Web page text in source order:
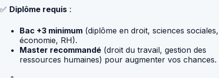
✅ Diplôme requis :
Bac +3 minimum (diplôme en droit, sciences sociales,
économie, RH).
Master recommandé (droit du travail, gestion des
ressources humaines) pour augmenter vos chances.